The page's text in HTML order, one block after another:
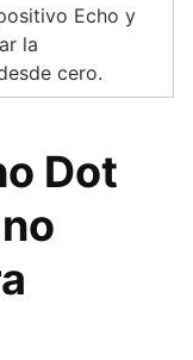
Echo y
la
cero.
Dot